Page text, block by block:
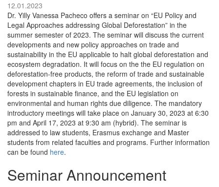
12.01.2023
Dr. Yilly Vanessa Pacheco offers a seminar on “EU Policy and
Legal Approaches addressing Global Deforestation” in the
summer semester of 2023. The seminar will discuss the current
developments and new policy approaches on trade and
sustainability in the EU applicable to halt global deforestation and
ecosystem degradation. It will focus on the the EU regulation on
deforestation-free products, the reform of trade and sustainable
development chapters in EU trade agreements, the inclusion of
forests in sustainable finance, and the EU legislation on
environmental and human rights due diligence. The mandatory
introductory meetings will take place on January 30, 2023 at 6:30
pm and April 17, 2023 at 9:30 am (hybrid). The seminar is
addressed to law students, Erasmus exchange and Master
students from related faculties and programs. Further information
can be found here.
Seminar Announcement